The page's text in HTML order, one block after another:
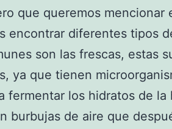
que queremos mencionar
encontrar diferentes tipos
son las frescas, estas
ya que tienen
fermentar los hidratos de la
burbujas de aire que